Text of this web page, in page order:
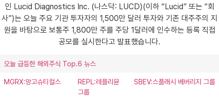
인 Lucid Diagnostics Inc. (나스닥: LUCD)(이하 “Lucid” 또는 “회
사”)는 오늘 주요 기관 투자자의 1,500만 달러 투자와 기존 대주주의 지
원을 바탕으로 보통주 1,800만 주를 주당 1달러에 인수하는 등록 직접
공모를 실시한다고 발표했습니다.
오늘 급등한 해외주식 Top.6 뉴스
MGRX:망고슈티컬스
REPL:레플리뮨
그룹
SBEV:스플래시 베버리지 그룹